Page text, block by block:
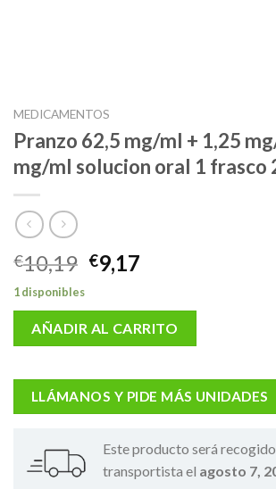
MEDICAMENTOS
Pranzo 62,5 mg/ml + 1,25
mg/ml solucion oral 1 frasco
€10,19 El
precio
original
era:
€10,19.
€9,17
actual
es:
€9,17.
1 disponibles
AÑADIR AL CARRITO
LLÁMANOS Y PIDE MÁS UNIDADES
Este producto será
transportista el agosto 7,